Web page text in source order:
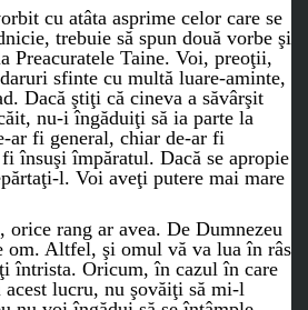
cu atâta asprime celor care se
trebuie să spun două vorbe şi
Preacuratele Taine. Voi, preoţii,
sfinte cu multă luare-aminte,
Dacă ştiţi că cineva a săvârşit
nu-i îngăduiţi să ia parte la
ar fi general, chiar de-ar fi
însuşi împăratul. Dacă se apropie
l. Voi aveţi putere mai mare
orice rang ar avea. De Dumnezeu
om. Altfel, şi omul vă va lua în râs
întrista. Oricum, în cazul în care
lucru, nu şovăiţi să mi-l